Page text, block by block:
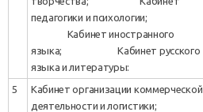
педагогики и психологии;
Кабинет иностранного
языка; Кабинет русского
языка и литературы:
5
Кабинет организации коммерческой
деятельности и логистики;